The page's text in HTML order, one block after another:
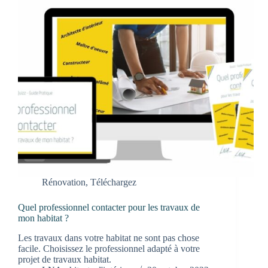
Rénovation, Téléchargez
Quel professionnel contacter pour les travaux de
mon habitat ?
Les travaux dans votre habitat ne sont pas chose
facile. Choisissez le professionnel adapté à votre
projet de travaux habitat.